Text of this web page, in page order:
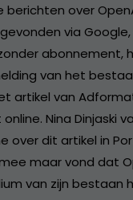
berichten over
via Google,
abonnement,
van het
artikel van
Nina Dinjaski
over dit artikel in
maar vond dat
van zijn bestaan